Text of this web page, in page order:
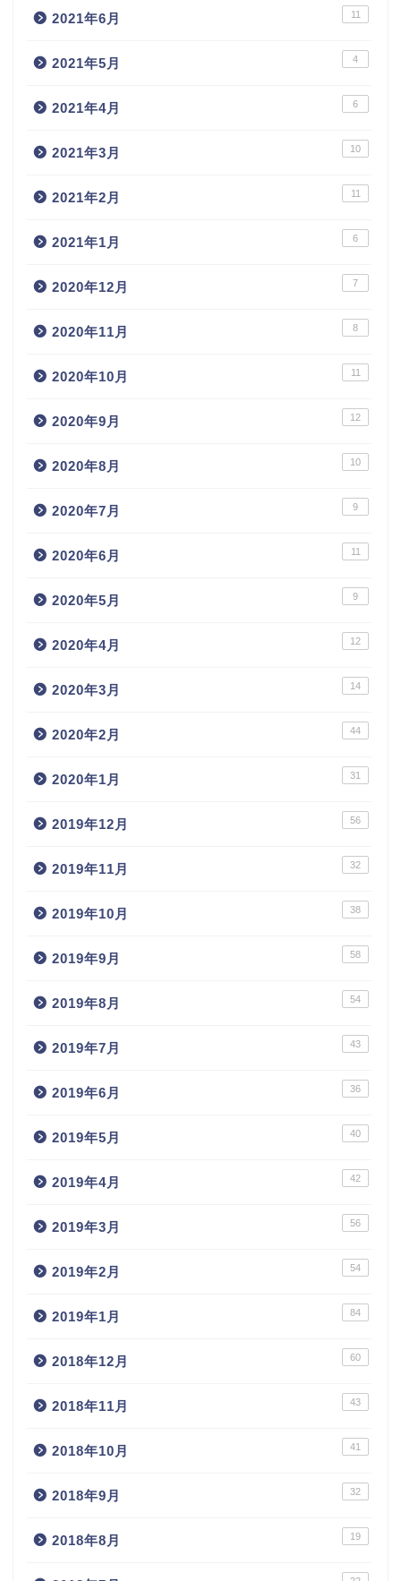
2021年6月 11
2021年5月 4
2021年4月 6
2021年3月 10
2021年2月 11
2021年1月 6
2020年12月 7
2020年11月 8
2020年10月 11
2020年9月 12
2020年8月 10
2020年7月 9
2020年6月 11
2020年5月 9
2020年4月 12
2020年3月 14
2020年2月 44
2020年1月 31
2019年12月 56
2019年11月 32
2019年10月 38
2019年9月 58
2019年8月 54
2019年7月 43
2019年6月 36
2019年5月 40
2019年4月 42
2019年3月 56
2019年2月 54
2019年1月 84
2018年12月 60
2018年11月 43
2018年10月 41
2018年9月 32
2018年8月 19